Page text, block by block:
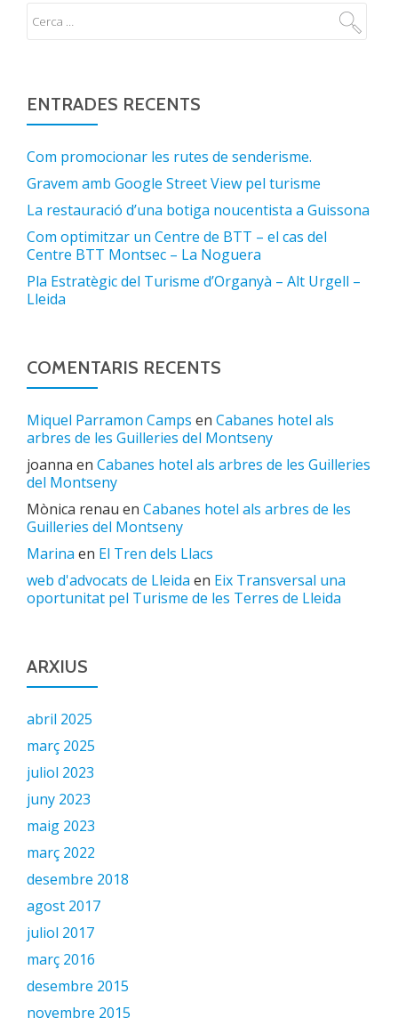
ENTRADES RECENTS
Com promocionar les rutes de senderisme.
Gravem amb Google Street View pel turisme
La restauració d’una botiga noucentista a Guissona
Com optimitzar un Centre de BTT – el cas del
Centre BTT Montsec – La Noguera
Pla Estratègic del Turisme d’Organyà – Alt Urgell –
Lleida
COMENTARIS RECENTS
Miquel Parramon Camps en Cabanes hotel als
arbres de les Guilleries del Montseny
joanna en Cabanes hotel als arbres de les Guilleries
del Montseny
Mònica renau en Cabanes hotel als arbres de les
Guilleries del Montseny
Marina en El Tren dels Llacs
web d'advocats de Lleida en Eix Transversal una
oportunitat pel Turisme de les Terres de Lleida
ARXIUS
abril 2025
març 2025
juliol 2023
juny 2023
maig 2023
març 2022
desembre 2018
agost 2017
juliol 2017
març 2016
desembre 2015
novembre 2015